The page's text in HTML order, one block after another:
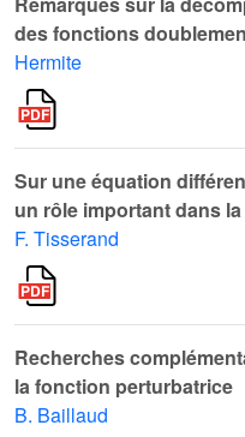
des fonctions
Hermite
Sur une équation
un rôle important dans
F. Tisserand
Recherches
la fonction perturbatrice
B. Baillaud